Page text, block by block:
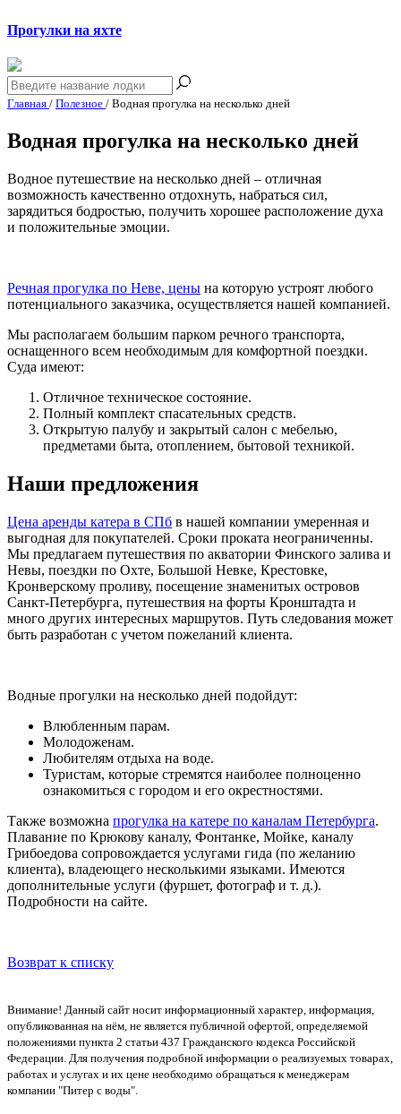
Прогулки на яхте
Главная / Полезное / Водная прогулка на несколько дней
Водная прогулка на несколько дней
Водное путешествие на несколько дней – отличная
возможность качественно отдохнуть, набраться сил,
зарядиться бодростью, получить хорошее расположение духа
и положительные эмоции.
Речная прогулка по Неве, цены на которую устроят любого
потенциального заказчика, осуществляется нашей компанией.
Мы располагаем большим парком речного транспорта,
оснащенного всем необходимым для комфортной поездки.
Суда имеют:
Отличное техническое состояние.
Полный комплект спасательных средств.
Открытую палубу и закрытый салон с мебелью,
предметами быта, отоплением, бытовой техникой.
Наши предложения
Цена аренды катера в СПб в нашей компании умеренная и
выгодная для покупателей. Сроки проката неограниченны.
Мы предлагаем путешествия по акватории Финского залива и
Невы, поездки по Охте, Большой Невке, Крестовке,
Кронверскому проливу, посещение знаменитых островов
Санкт-Петербурга, путешествия на форты Кронштадта и
много других интересных маршрутов. Путь следования может
быть разработан с учетом пожеланий клиента.
Водные прогулки на несколько дней подойдут:
Влюбленным парам.
Молодоженам.
Любителям отдыха на воде.
Туристам, которые стремятся наиболее полноценно
ознакомиться с городом и его окрестностями.
Также возможна прогулка на катере по каналам Петербурга.
Плавание по Крюкову каналу, Фонтанке, Мойке, каналу
Грибоедова сопровождается услугами гида (по желанию
клиента), владеющего несколькими языками. Имеются
дополнительные услуги (фуршет, фотограф и т. д.).
Подробности на сайте.
Возврат к списку
Внимание! Данный сайт носит информационный характер, информация,
опубликованная на нём, не является публичной офертой, определяемой
положениями пункта 2 статьи 437 Гражданского кодекса Российской
Федерации. Для получения подробной информации о реализуемых товарах,
работах и услугах и их цене необходимо обращаться к менеджерам
компании "Питер с воды".